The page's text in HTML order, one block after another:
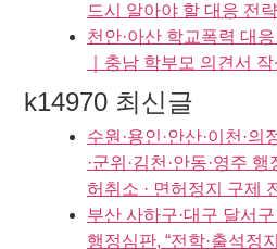
드시 알아야 할 대응 전략
천안·아산 학교폭력 대
｜충남 학부모 의견서
k14970 최신글
수원·용인·안산·이천·의
·군위·김천·안동·영주
허취소 · 면허정지 구제
부산 사하구·대구 달서
행정심판, “전학·출석정